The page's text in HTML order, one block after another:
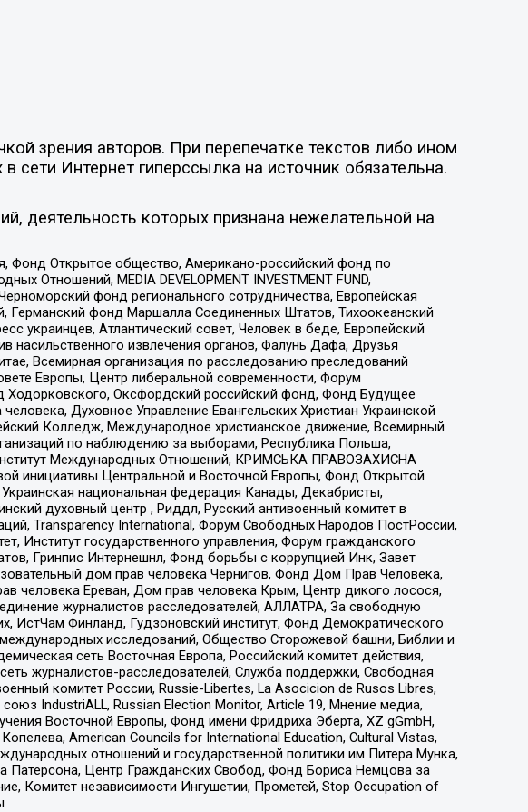
зрения авторов. При перепечатке текстов либо ином
сети Интернет гиперссылка на источник обязательна.
деятельность которых признана нежелательной на
Фонд Открытое общество, Американо-российский фонд по
Отношений, MEDIA DEVELOPMENT INVESTMENT FUND,
фонд регионального сотрудничества, Европейская
фонд Маршалла Соединенных Штатов, Тихоокеанский
украинцев, Атлантический совет, Человек в беде, Европейский
извлечения органов, Фалунь Дафа, Друзья
Всемирная организация по расследованию преследований
Европы, Центр либеральной современности, Форум
Оксфордский российский фонд, Фонд Будущее
Духовное Управление Евангельских Христиан Украинской
Колледж, Международное христианское движение, Всемирный
по наблюдению за выборами, Республика Польша,
Международных Отношений, КРИМСЬКА ПРАВОЗАХИСНА
инициативы Центральной и Восточной Европы, Фонд Открытой
национальная федерация Канады, Декабристы,
духовный центр , Риддл, Русский антивоенный комитет в
Transparеncy International, Форум Свободных Народов ПостРоссии,
Институт государственного управления, Форум гражданского
Гринпис Интернешнл, Фонд борьбы с коррупцией Инк, Завет
дом прав человека Чернигов, Фонд Дом Прав Человека,
человека Ереван, Дом прав человека Крым, Центр дикого лосося,
журналистов расследователей, АЛЛАТРА, За свободную
ИстЧам Финланд, Гудзоновский институт, Фонд Демократического
исследований, Общество Сторожевой башни, Библии и
сеть Восточная Европа, Российский комитет действия,
журналистов-расследователей, Служба поддержки, Свободная
комитет России, Russie-Libertes, La Asocicion de Rusos Libres,
IndustriALL, Russian Election Monitor, Article 19, Мнение медиа,
Восточной Европы, Фонд имени Фридриха Эберта, XZ gGmbH,
American Councils for International Education, Cultural Vistas,
отношений и государственной политики им Питера Мунка,
Центр Гражданских Свобод, Фонд Бориса Немцова за
Комитет независимости Ингушетии, Прометей, Stop Occupation of